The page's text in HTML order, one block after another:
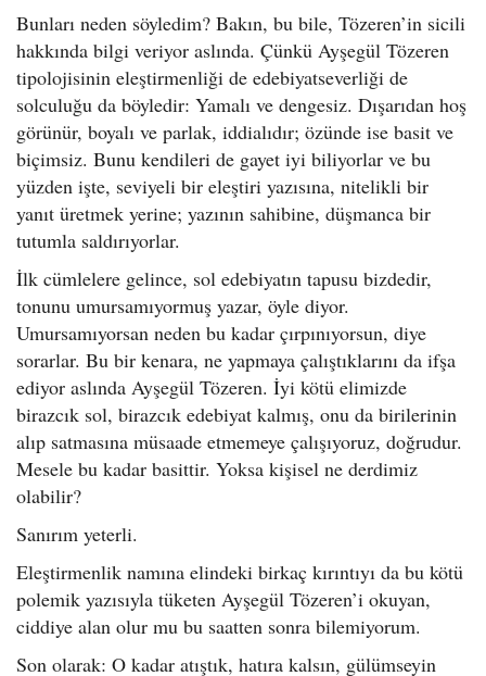
Bunları neden söyledim? Bakın, bu bile, Tözeren’in sicili
hakkında bilgi veriyor aslında. Çünkü Ayşegül Tözeren
tipolojisinin eleştirmenliği de edebiyatseverliği de
solculuğu da böyledir: Yamalı ve dengesiz. Dışarıdan hoş
görünür, boyalı ve parlak, iddialıdır; özünde ise basit ve
biçimsiz. Bunu kendileri de gayet iyi biliyorlar ve bu
yüzden işte, seviyeli bir eleştiri yazısına, nitelikli bir
yanıt üretmek yerine; yazının sahibine, düşmanca bir
tutumla saldırıyorlar.
İlk cümlelere gelince, sol edebiyatın tapusu bizdedir,
tonunu umursamıyormuş yazar, öyle diyor.
Umursamıyorsan neden bu kadar çırpınıyorsun, diye
sorarlar. Bu bir kenara, ne yapmaya çalıştıklarını da ifşa
ediyor aslında Ayşegül Tözeren. İyi kötü elimizde
birazcık sol, birazcık edebiyat kalmış, onu da birilerinin
alıp satmasına müsaade etmemeye çalışıyoruz, doğrudur.
Mesele bu kadar basittir. Yoksa kişisel ne derdimiz
olabilir?
Sanırım yeterli.
Eleştirmenlik namına elindeki birkaç kırıntıyı da bu kötü
polemik yazısıyla tüketen Ayşegül Tözeren’i okuyan,
ciddiye alan olur mu bu saatten sonra bilemiyorum.
Son olarak: O kadar atıştık, hatıra kalsın, gülümseyin